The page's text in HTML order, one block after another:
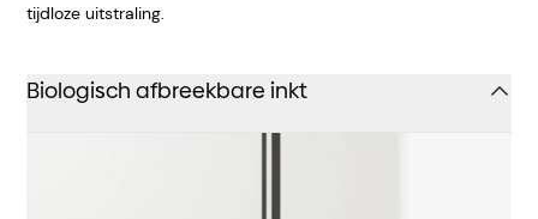
tijdloze uitstraling.
Biologisch afbreekbare inkt